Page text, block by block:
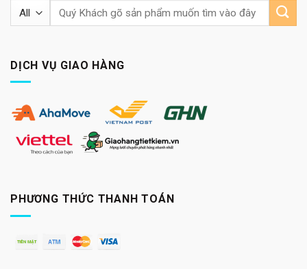
Tìm
kiếm:
DỊCH VỤ GIAO HÀNG
PHƯƠNG THỨC THANH TOÁN